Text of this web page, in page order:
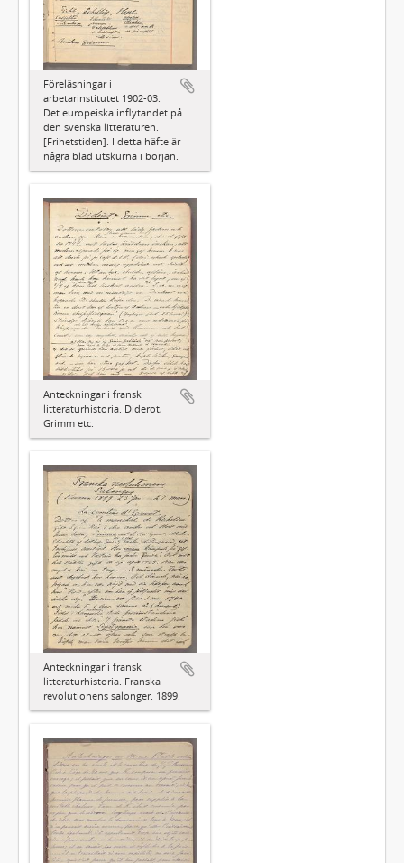
Föreläsningar i
arbetarinstitutet 1902-03.
Det europeiska inflytandet på
den svenska litteraturen.
[Frihetstiden]. I detta häfte är
några blad utskurna i början.
Anteckningar i fransk
litteraturhistoria. Diderot,
Grimm etc.
Anteckningar i fransk
litteraturhistoria. Franska
revolutionens salonger. 1899.